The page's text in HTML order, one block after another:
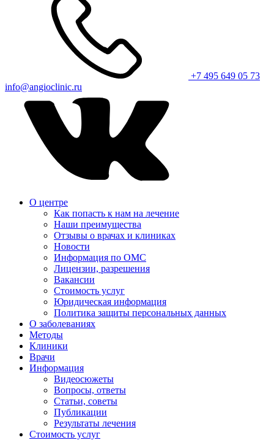
+7 495 649 05 73
info@angioclinic.ru
О центре
Как попасть к нам на лечение
Наши преимущества
Отзывы о врачах и клиниках
Новости
Информация по ОМС
Лицензии, разрешения
Вакансии
Стоимость услуг
Юридическая информация
Политика защиты персональных данных
О заболеваниях
Методы
Клиники
Врачи
Информация
Видеосюжеты
Вопросы, ответы
Статьи, советы
Публикации
Результаты лечения
Стоимость услуг